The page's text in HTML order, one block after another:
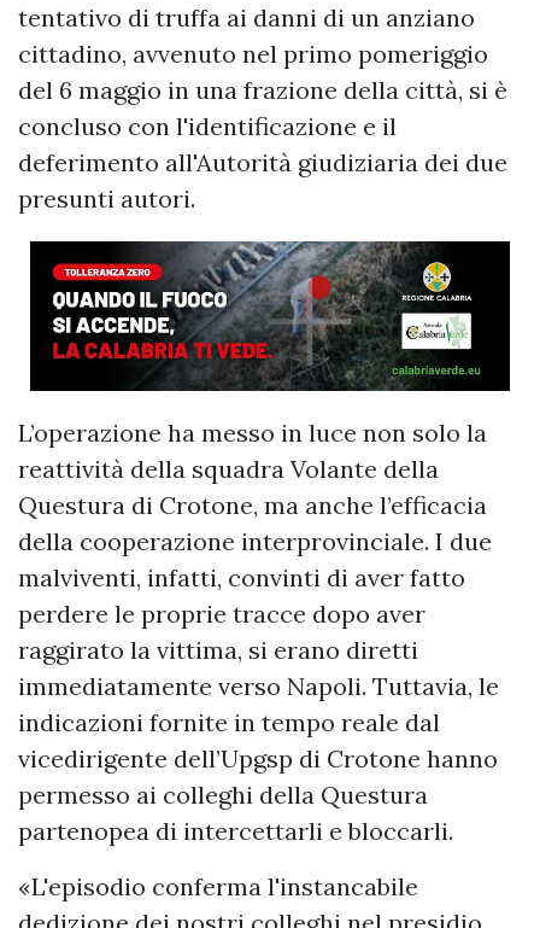
tentativo di truffa ai danni di un anziano
cittadino, avvenuto nel primo pomeriggio
del 6 maggio in una frazione della città, si è
concluso con l'identificazione e il
deferimento all'Autorità giudiziaria dei due
presunti autori.
L’operazione ha messo in luce non solo la
reattività della squadra Volante della
Questura di Crotone, ma anche l’efficacia
della cooperazione interprovinciale. I due
malviventi, infatti, convinti di aver fatto
perdere le proprie tracce dopo aver
raggirato la vittima, si erano diretti
immediatamente verso Napoli. Tuttavia, le
indicazioni fornite in tempo reale dal
vicedirigente dell’Upgsp di Crotone hanno
permesso ai colleghi della Questura
partenopea di intercettarli e bloccarli.
«L'episodio conferma l'instancabile